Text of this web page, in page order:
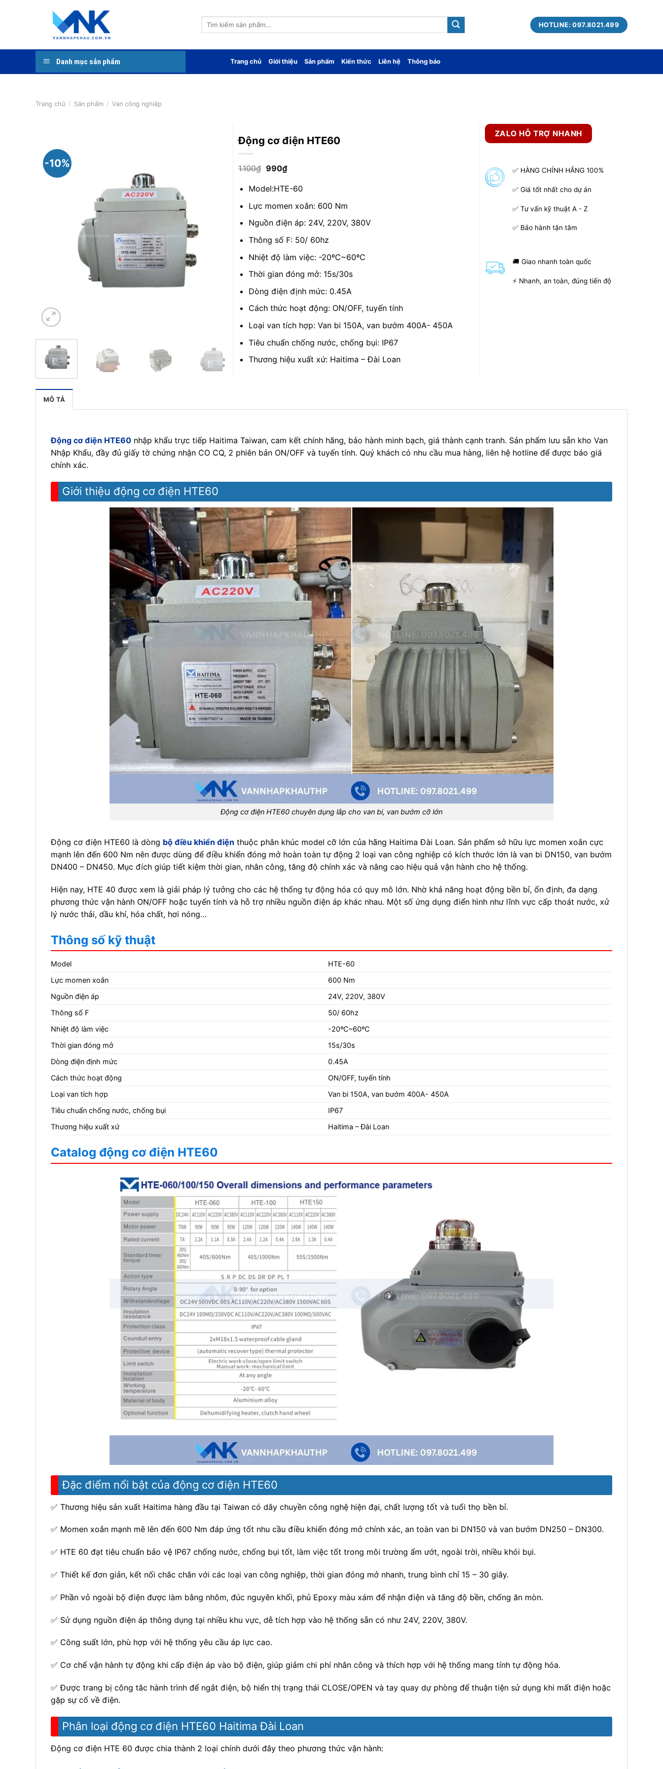
Tìm
HOTLINE: 097.8021.499
Danh mục sản phẩm Trang chủ Giới thiệu Sản phẩm Kiến thức Liên hệ Thông báo
Trang chủ / Sản phẩm / Van công nghiệp
-10%
Động cơ điện HTE60
1.100₫ Giá
là:
1.100₫.
990₫Giá
hiện
tại
là:
Model:HTE-60
Lực momen xoắn: 600 Nm
Nguồn điện áp: 24V, 220V, 380V
Thông số F: 50/ 60hz
Nhiệt độ làm việc: -20ºC~60ºC
Thời gian đóng mở: 15s/30s
Dòng điện định mức: 0.45A
Cách thức hoạt động: ON/OFF, tuyến tính
Loại van tích hợp: Van bi 150A, van bướm 400A- 450A
Tiêu chuẩn chống nước, chống bụi: IP67
Thương hiệu xuất xứ: Haitima – Đài Loan
ZALO HỖ TRỢ NHANH
✅ HÀNG CHÍNH HÃNG 100%
✅ Giá tốt nhất cho dự án
✅ Tư vấn kỹ thuật A - Z
✅ Bảo hành tận tâm
🚚 Giao nhanh toàn quốc
⚡ Nhanh, an toàn, đúng tiến độ
MÔ TẢ
Động cơ điện HTE60 nhập khẩu trực tiếp Haitima Taiwan, cam kết chính hãng, bảo hành minh bạch, giá thành cạnh tranh. Sản phẩm lưu sẵn kho Van
Nhập Khẩu, đầy đủ giấy tờ chứng nhận CO CQ, 2 phiên bản ON/OFF và tuyến tính. Quý khách có nhu cầu mua hàng, liên hệ hotline để được báo giá
chính xác.
Giới thiệu động cơ điện HTE60
Động cơ điện HTE60 chuyên dụng lắp cho van bi, van bướm cỡ lớn
Động cơ điện HTE60 là dòng bộ điều khiển điện thuộc phân khúc model cỡ lớn của hãng Haitima Đài Loan. Sản phẩm sở hữu lực momen xoắn cực
mạnh lên đến 600 Nm nên được dùng để điều khiển đóng mở hoàn toàn tự động 2 loại van công nghiệp có kích thước lớn là van bi DN150, van bướm
DN400 – DN450. Mục đích giúp tiết kiệm thời gian, nhân công, tăng độ chính xác và nâng cao hiệu quả vận hành cho hệ thống.
Hiện nay, HTE 40 được xem là giải pháp lý tưởng cho các hệ thống tự động hóa có quy mô lớn. Nhờ khả năng hoạt động bền bỉ, ổn định, đa dạng
phương thức vận hành ON/OFF hoặc tuyến tính và hỗ trợ nhiều nguồn điện áp khác nhau. Một số ứng dụng điển hình như lĩnh vực cấp thoát nước, xử
lý nước thải, dầu khí, hóa chất, hơi nóng…
Thông số kỹ thuật
Model
HTE-60
Lực momen xoắn
600 Nm
Nguồn điện áp
24V, 220V, 380V
Thông số F
50/ 60hz
Nhiệt độ làm việc
-20ºC~60ºC
Thời gian đóng mở
15s/30s
Dòng điện định mức
0.45A
Cách thức hoạt động
ON/OFF, tuyến tính
Loại van tích hợp
Van bi 150A, van bướm 400A- 450A
Tiêu chuẩn chống nước, chống bụi
IP67
Thương hiệu xuất xứ
Haitima – Đài Loan
Catalog động cơ điện HTE60
Đặc điểm nổi bật của động cơ điện HTE60
✅ Thương hiệu sản xuất Haitima hàng đầu tại Taiwan có dây chuyền công nghệ hiện đại, chất lượng tốt và tuổi thọ bền bỉ.
✅ Momen xoắn mạnh mẽ lên đến 600 Nm đáp ứng tốt nhu cầu điều khiển đóng mở chính xác, an toàn van bi DN150 và van bướm DN250 – DN300.
✅ HTE 60 đạt tiêu chuẩn bảo vệ IP67 chống nước, chống bụi tốt, làm việc tốt trong môi trường ẩm ướt, ngoài trời, nhiều khói bụi.
✅ Thiết kế đơn giản, kết nối chắc chắn với các loại van công nghiệp, thời gian đóng mở nhanh, trung bình chỉ 15 – 30 giây.
✅ Phần vỏ ngoài bộ điện được làm bằng nhôm, đúc nguyên khối, phủ Epoxy màu xám để nhận điện và tăng độ bền, chống ăn mòn.
✅ Sử dụng nguồn điện áp thông dụng tại nhiều khu vực, dễ tích hợp vào hệ thống sẵn có như 24V, 220V, 380V.
✅ Công suất lớn, phù hợp với hệ thống yêu cầu áp lực cao.
✅ Cơ chế vận hành tự động khi cấp điện áp vào bộ điện, giúp giảm chi phí nhân công và thích hợp với hệ thống mang tính tự động hóa.
✅ Được trang bị công tắc hành trình để ngắt điện, bộ hiển thị trạng thái CLOSE/OPEN và tay quay dự phòng để thuận tiện sử dụng khi mất điện hoặc
gặp sự cố về điện.
Phân loại động cơ điện HTE60 Haitima Đài Loan
Động cơ điện HTE 60 được chia thành 2 loại chính dưới đây theo phương thức vận hành: